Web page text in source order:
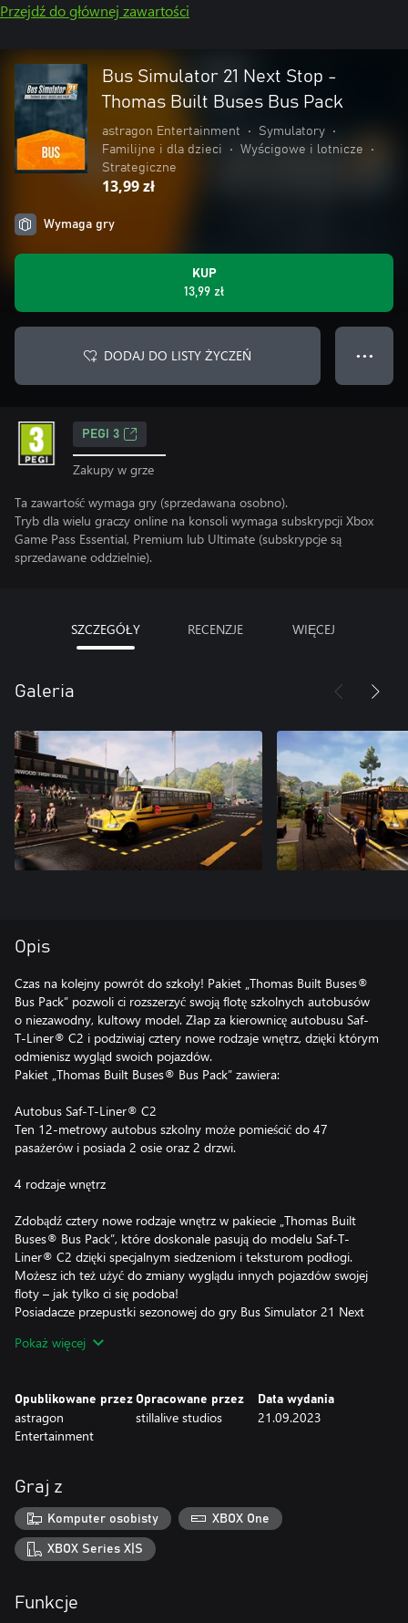
Przejdź do głównej zawartości
Bus Simulator 21 Next Stop -
Thomas Built Buses Bus Pack
astragon Entertainment • Symulatory
•
Familijne i dla dzieci
• Wyścigowe i lotnicze
•
Strategiczne
13,99 zł
Wymaga gry
KUP
13,99 zł
DODAJ DO LISTY ŻYCZEŃ ● ● ●
PEGI 3
Zakupy w grze
Ta zawartość wymaga gry (sprzedawana osobno).
Tryb dla wielu graczy online na konsoli wymaga subskrypcji Xbox
Game Pass Essential, Premium lub Ultimate (subskrypcje są
sprzedawane oddzielnie).
SZCZEGÓŁY RECENZJE WIĘCEJ
Galeria
Opis
Czas na kolejny powrót do szkoły! Pakiet „Thomas Built Buses®
Bus Pack” pozwoli ci rozszerzyć swoją flotę szkolnych autobusów
o niezawodny, kultowy model. Złap za kierownicę autobusu Saf-
T-Liner® C2 i podziwiaj cztery nowe rodzaje wnętrz, dzięki którym
odmienisz wygląd swoich pojazdów.
Pakiet „Thomas Built Buses® Bus Pack” zawiera:
Autobus Saf-T-Liner® C2
Ten 12-metrowy autobus szkolny może pomieścić do 47
pasażerów i posiada 2 osie oraz 2 drzwi.
4 rodzaje wnętrz
Zdobądź cztery nowe rodzaje wnętrz w pakiecie „Thomas Built
Buses® Bus Pack”, które doskonale pasują do modelu Saf-T-
Liner® C2 dzięki specjalnym siedzeniom i teksturom podłogi.
Możesz ich też użyć do zmiany wyglądu innych pojazdów swojej
floty – jak tylko ci się podoba!
Posiadacze przepustki sezonowej do gry Bus Simulator 21 Next
i zaznaj pełnego potencjału rozgrywki w Bus Simulator 21 Next
Pokaż więcej
Opublikowane przez
astragon
Entertainment
Opracowane przez
stillalive studios
Data wydania
21.09.2023
Graj z
Komputer osobisty XBOX One
XBOX Series X|S
Funkcje